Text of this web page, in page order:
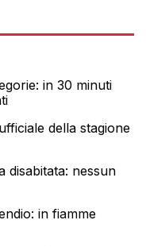
in 30 minuti
della stagione
disabitata: nessun
in fiamme